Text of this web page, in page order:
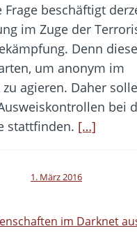
Frage beschäftigt
im Zuge der
Denn
um anonym im
agieren. Daher
bei
stattfinden. […]
1. März 2016
im Darknet